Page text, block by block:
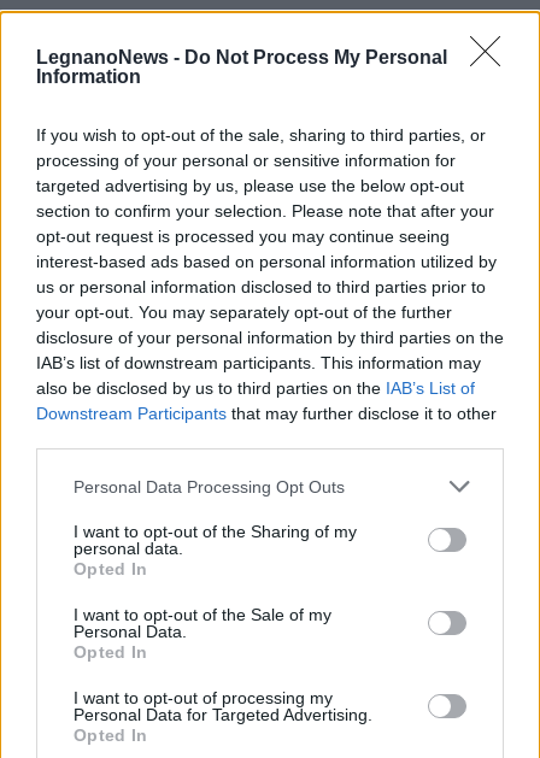
LegnanoNews - Do Not Process My Personal
Information
If you wish to opt-out of the sale, sharing to third parties, or
processing of your personal or sensitive information for
targeted advertising by us, please use the below opt-out
section to confirm your selection. Please note that after your
opt-out request is processed you may continue seeing
interest-based ads based on personal information utilized by
us or personal information disclosed to third parties prior to
your opt-out. You may separately opt-out of the further
disclosure of your personal information by third parties on the
IAB’s list of downstream participants. This information may
also be disclosed by us to third parties on the IAB’s List of
Downstream Participants that may further disclose it to other
Personal Data Processing Opt Outs
I want to opt-out of the Sharing of my
personal data.
Opted In
I want to opt-out of the Sale of my
Personal Data.
Opted In
I want to opt-out of processing my
Personal Data for Targeted Advertising.
Opted In
A San Giorgio su Legnano intitolate le piste ciclabili al
Commenti
articolo.
L'email è richiesta ma non verrà mostrata ai visitatori. Il contenuto di questo
commento esprime il pensiero dell'autore e non rappresenta la linea editoriale
commenti non sono testi giornalistici, ma post inviati dai singoli lettori che
possono essere automaticamente pubblicati senza filtro preventivo. I commenti
che includano uno o più link a siti esterni verranno rimossi in automatico dal